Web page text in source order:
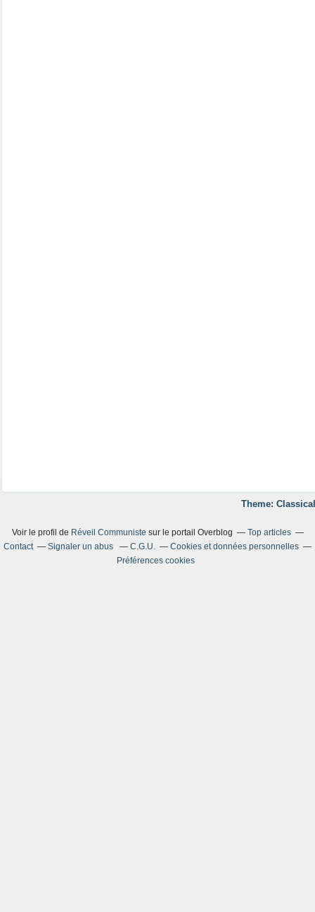
Theme:
Voir le profil de Réveil Communiste sur le portail Overblog
Top articles
Contact
Signaler un abus C.G.U.
Cookies et données personnelles
Préférences cookies